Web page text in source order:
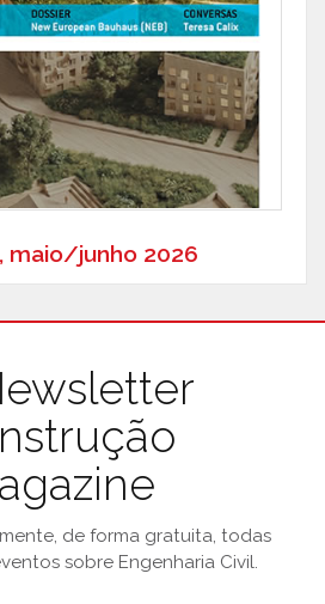
maio/junho 2026
de forma gratuita, todas
sobre Engenharia Civil.